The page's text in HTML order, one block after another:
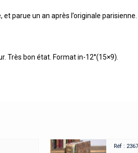
un an après l’originale parisienne.
Très bon état. Format in-12°(15×9).
Réf : 2367